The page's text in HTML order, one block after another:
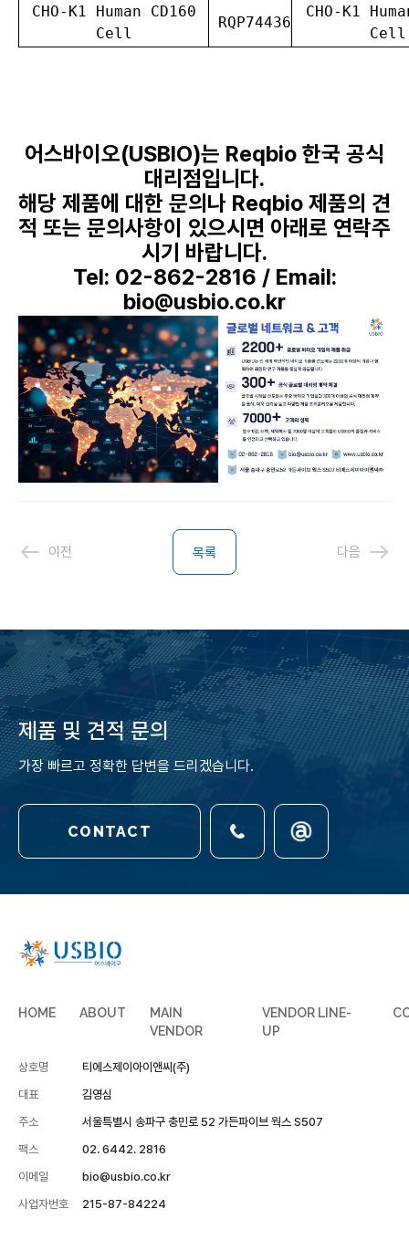
CHO-K1 Human CD160
Cell
RQP74436
CHO-K1
Cell
어스바이오(USBIO)는 Reqbio 한국 공식
대리점입니다.
해당 제품에 대한 문의나 Reqbio 제품의 견
적 또는 문의사항이 있으시면 아래로 연락주
시기 바랍니다.
Tel: 02-862-2816 / Email:
bio@usbio.co.kr
이전 목록 다음
제품 및 견적 문의
가장 빠르고 정확한 답변을 드리겠습니다.
CONTACT
HOME ABOUT
MAIN
VENDOR
VENDOR LINE-
UP
상호명
티에스제이아이앤씨(주)
대표
김영심
주소
서울특별시 송파구 충민로 52 가든파이브 웍스 S507
팩스
02. 6442. 2816
이메일
bio@usbio.co.kr
사업자번호
215-87-84224